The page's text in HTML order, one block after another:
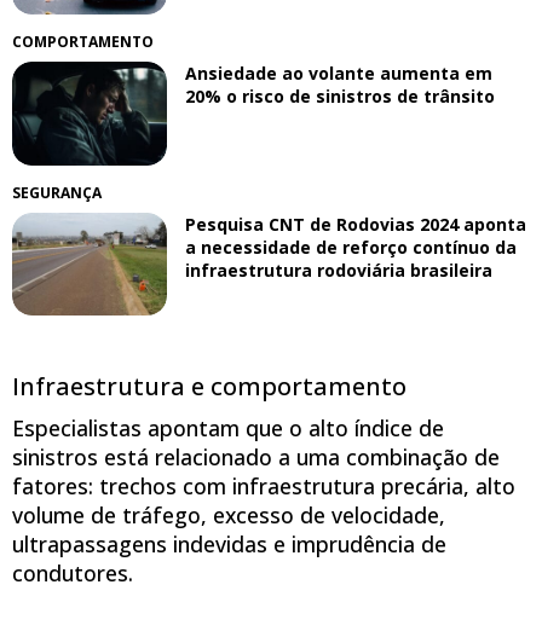
COMPORTAMENTO
Ansiedade ao volante aumenta em
20% o risco de sinistros de trânsito
SEGURANÇA
Pesquisa CNT de Rodovias 2024 aponta
a necessidade de reforço contínuo da
infraestrutura rodoviária brasileira
Infraestrutura e comportamento
Especialistas apontam que o alto índice de
sinistros está relacionado a uma combinação de
fatores: trechos com infraestrutura precária, alto
volume de tráfego, excesso de velocidade,
ultrapassagens indevidas e imprudência de
condutores.